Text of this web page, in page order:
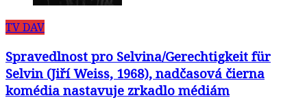
TV DAV
Spravedlnost pro Selvina/Gerechtigkeit für
Selvin (Jiří Weiss, 1968), nadčasová čierna
komédia nastavuje zrkadlo médiám